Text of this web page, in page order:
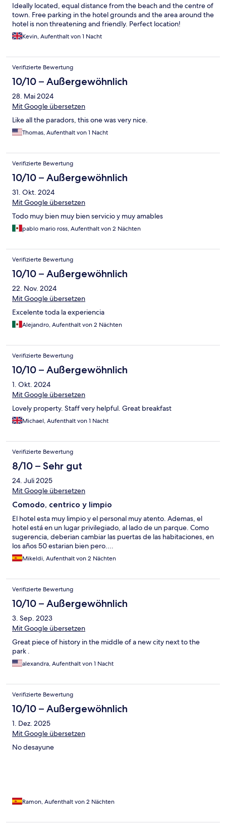
Ideally located, equal distance from the beach and the centre of
town. Free parking in the hotel grounds and the area around the
hotel is non threatening and friendly. Perfect location!
Kevin, Aufenthalt von 1 Nacht
Verifizierte Bewertung
10/10 – Außergewöhnlich
28. Mai 2024
Mit Google übersetzen
Like all the paradors, this one was very nice.
Thomas, Aufenthalt von 1 Nacht
Verifizierte Bewertung
10/10 – Außergewöhnlich
31. Okt. 2024
Mit Google übersetzen
Todo muy bien muy bien servicio y muy amables
pablo mario ross, Aufenthalt von 2 Nächten
Verifizierte Bewertung
10/10 – Außergewöhnlich
22. Nov. 2024
Mit Google übersetzen
Excelente toda la experiencia
Alejandro, Aufenthalt von 2 Nächten
Verifizierte Bewertung
10/10 – Außergewöhnlich
1. Okt. 2024
Mit Google übersetzen
Lovely property. Staff very helpful. Great breakfast
Michael, Aufenthalt von 1 Nacht
Verifizierte Bewertung
8/10 – Sehr gut
24. Juli 2025
Mit Google übersetzen
Comodo, centrico y limpio
El hotel esta muy limpio y el personal muy atento. Ademas, el
hotel está en un lugar privilegiado, al lado de un parque. Como
sugerencia, deberian cambiar las puertas de las habitaciones, en
los años 50 estarian bien pero....
Mikeldi, Aufenthalt von 2 Nächten
Verifizierte Bewertung
10/10 – Außergewöhnlich
3. Sep. 2023
Mit Google übersetzen
Great piece of history in the middle of a new city next to the
park .
alexandra, Aufenthalt von 1 Nacht
Verifizierte Bewertung
10/10 – Außergewöhnlich
1. Dez. 2025
Mit Google übersetzen
No desayune
Ramon, Aufenthalt von 2 Nächten